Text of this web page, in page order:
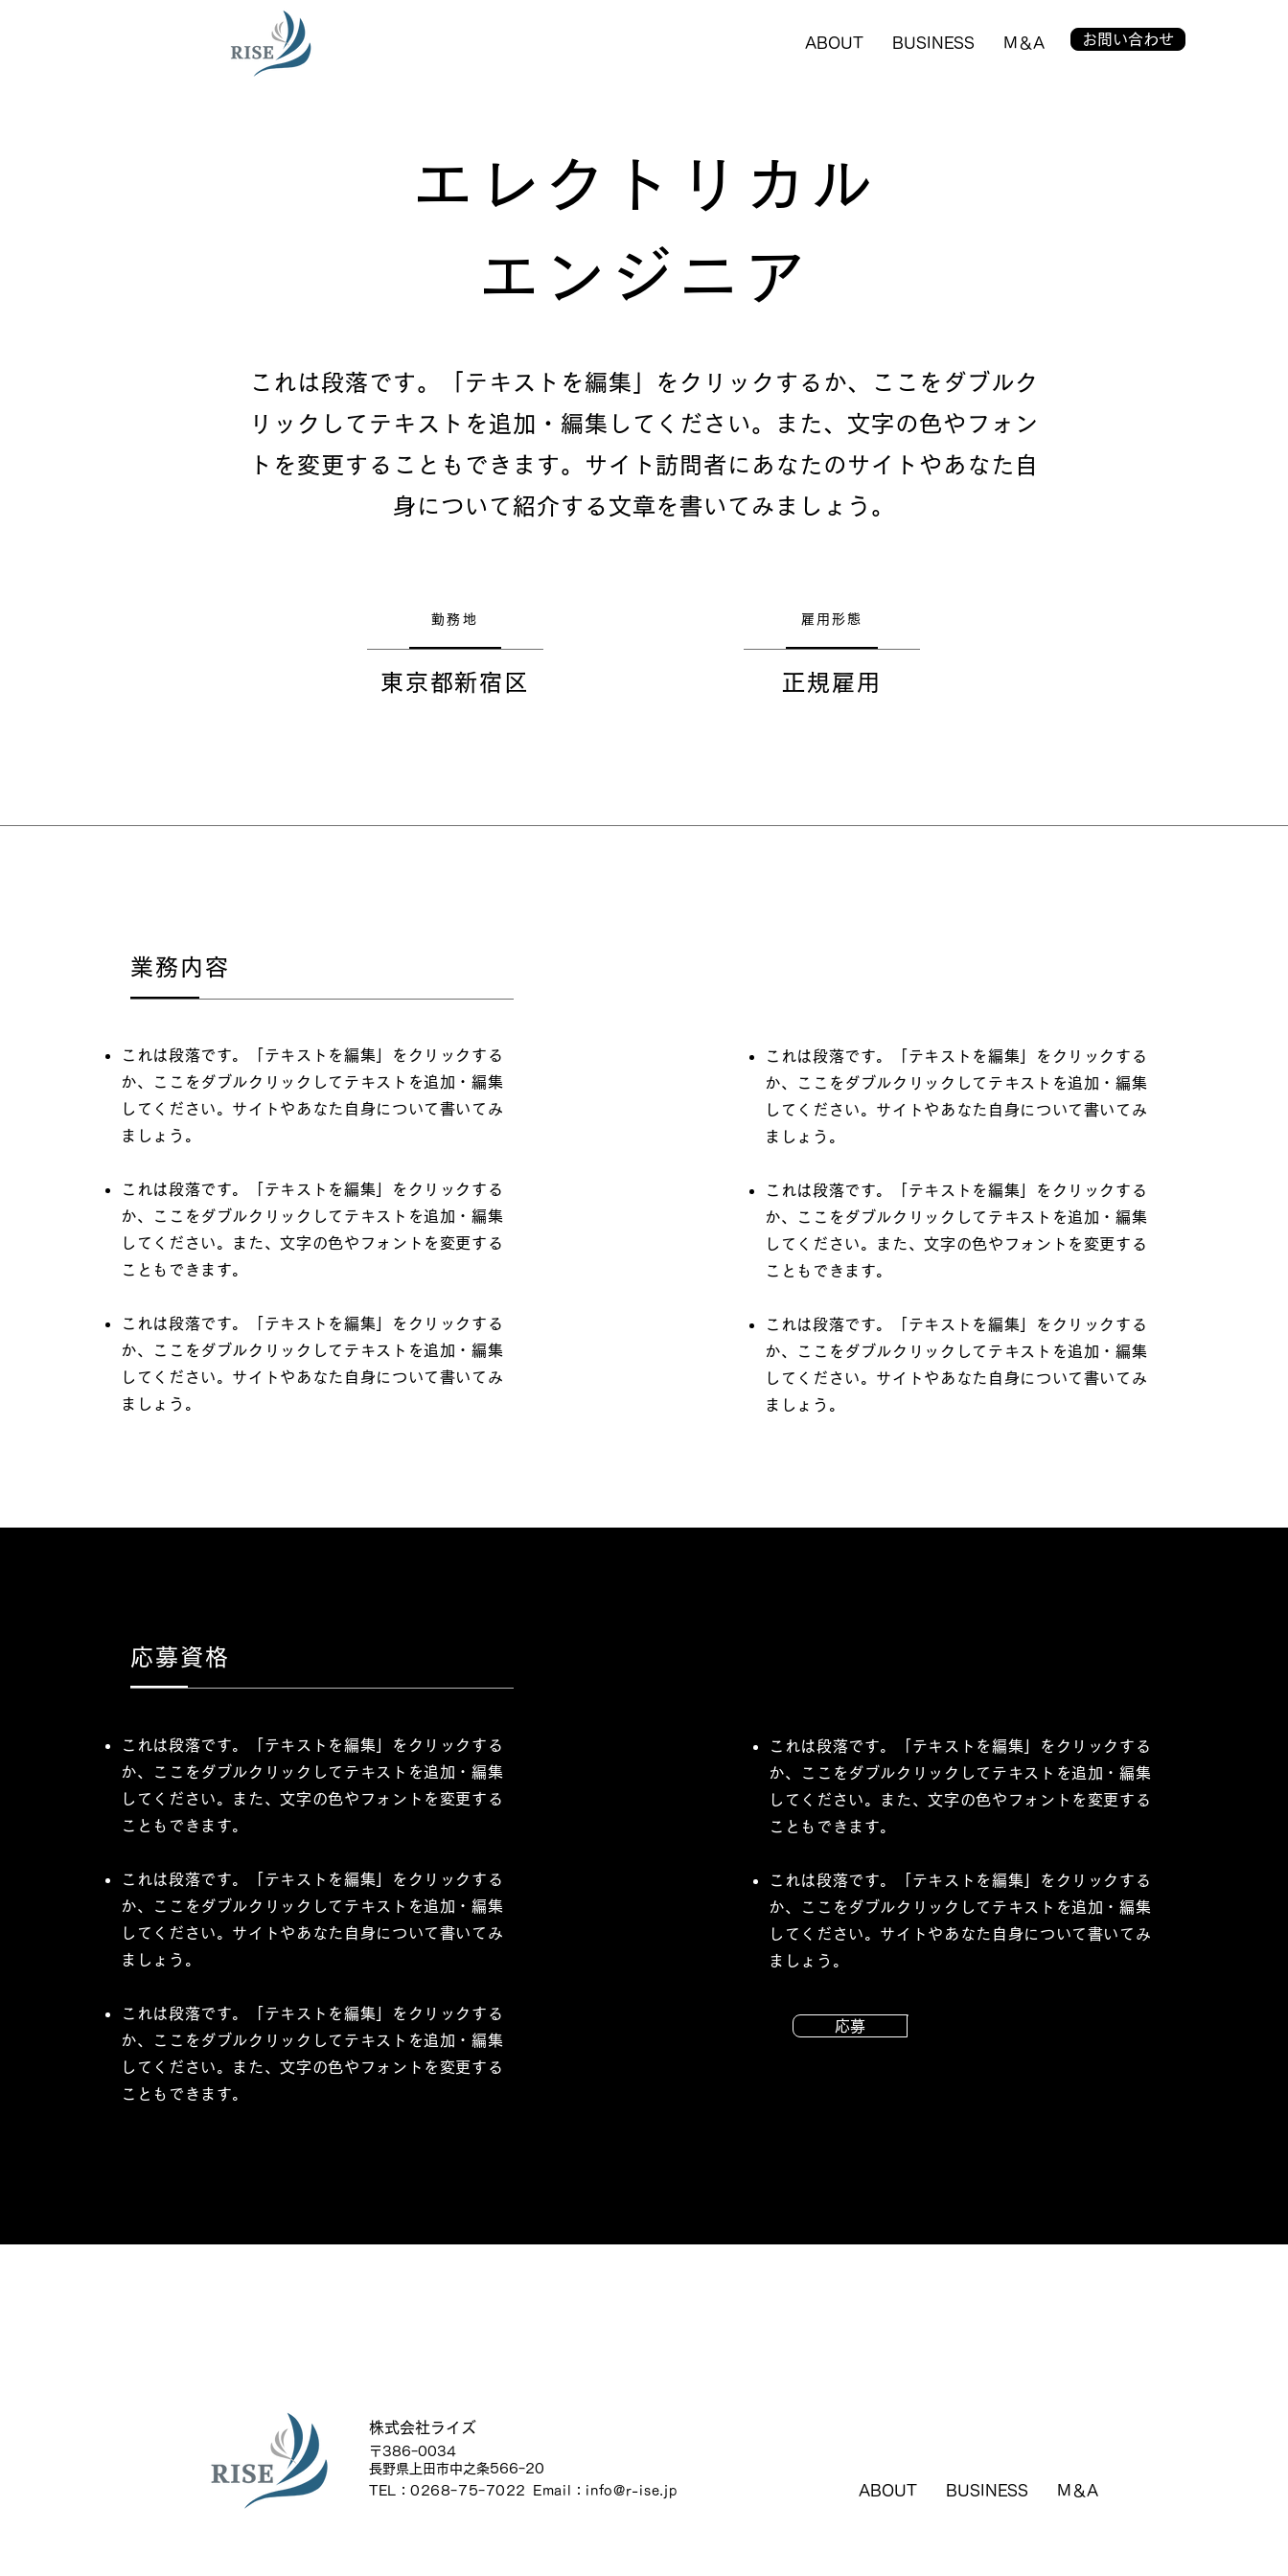
ABOUT BUSINESS M＆A お問い合わせ
エレクトリカル
エンジニア
これは段落です。「テキストを編集」をクリックするか、ここをダブルク
リックしてテキストを追加・編集してください。また、文字の色やフォン
トを変更することもできます。サイト訪問者にあなたのサイトやあなた自
身について紹介する文章を書いてみましょう。
勤務地
東京都新宿区
雇用形態
正規雇用
業務内容
これは段落です。「テキストを編集」をクリックする
か、ここをダブルクリックしてテキストを追加・編集
してください。サイトやあなた自身について書いてみ
ましょう。
これは段落です。「テキストを編集」をクリックする
か、ここをダブルクリックしてテキストを追加・編集
してください。また、文字の色やフォントを変更する
こともできます。
これは段落です。「テキストを編集」をクリックする
か、ここをダブルクリックしてテキストを追加・編集
してください。サイトやあなた自身について書いてみ
ましょう。
これは段落です。「テキストを編集」をクリックする
か、ここをダブルクリックしてテキストを追加・編集
してください。サイトやあなた自身について書いてみ
ましょう。
これは段落です。「テキストを編集」をクリックする
か、ここをダブルクリックしてテキストを追加・編集
してください。また、文字の色やフォントを変更する
こともできます。
これは段落です。「テキストを編集」をクリックする
か、ここをダブルクリックしてテキストを追加・編集
してください。サイトやあなた自身について書いてみ
ましょう。
応募資格
これは段落です。「テキストを編集」をクリックする
か、ここをダブルクリックしてテキストを追加・編集
してください。また、文字の色やフォントを変更する
こともできます。
これは段落です。「テキストを編集」をクリックする
か、ここをダブルクリックしてテキストを追加・編集
してください。サイトやあなた自身について書いてみ
ましょう。
これは段落です。「テキストを編集」をクリックする
か、ここをダブルクリックしてテキストを追加・編集
してください。また、文字の色やフォントを変更する
こともできます。
これは段落です。「テキストを編集」をクリックする
か、ここをダブルクリックしてテキストを追加・編集
してください。また、文字の色やフォントを変更する
こともできます。
これは段落です。「テキストを編集」をクリックする
か、ここをダブルクリックしてテキストを追加・編集
してください。サイトやあなた自身について書いてみ
ましょう。
応募
〒386ｰ0034
長野県上田市中之条566ｰ20
株式会社ライズ
TEL：0268ｰ75ｰ7022 Email： info@r-ise.jp ABOUT BUSINESS M＆A